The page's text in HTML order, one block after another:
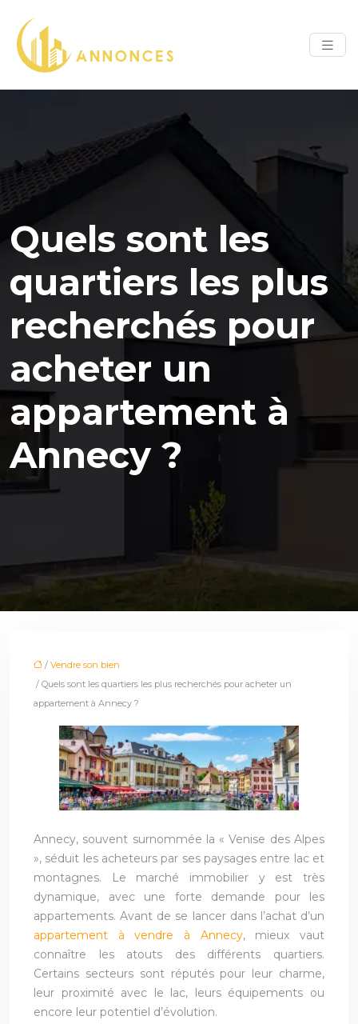
Quels sont les
quartiers les plus
recherchés pour
acheter un
appartement à
Annecy ?
/ Vendre son bien
/ Quels sont les quartiers les plus recherchés pour acheter un
appartement à Annecy ?
Annecy, souvent surnommée la « Venise des Alpes
», séduit les acheteurs par ses paysages entre lac et
montagnes. Le marché immobilier y est très
dynamique, avec une forte demande pour les
appartements. Avant de se lancer dans l’achat d’un
appartement à vendre à Annecy, mieux vaut
connaître les atouts des différents quartiers.
Certains secteurs sont réputés pour leur charme,
leur proximité avec le lac, leurs équipements ou
encore leur potentiel d’évolution.